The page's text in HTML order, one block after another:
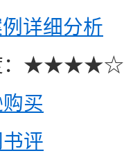
详细分析
：★★★★☆
买
评